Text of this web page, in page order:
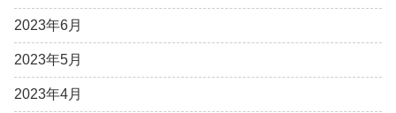
2023年6月
2023年5月
2023年4月